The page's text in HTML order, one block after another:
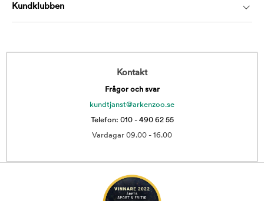
Kundklubben
Kontakt
Frågor och svar
kundtjanst@arkenzoo.se
Telefon: 010 - 490 62 55
Vardagar 09.00 - 16.00